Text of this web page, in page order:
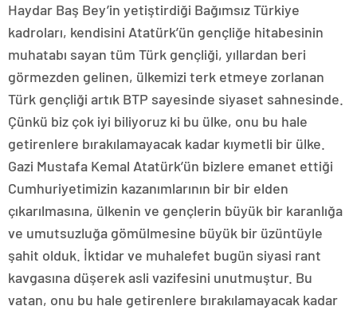
Haydar Baş Bey’in yetiştirdiği Bağımsız Türkiye
kadroları, kendisini Atatürk’ün gençliğe hitabesinin
muhatabı sayan tüm Türk gençliği, yıllardan beri
görmezden gelinen, ülkemizi terk etmeye zorlanan
Türk gençliği artık BTP sayesinde siyaset sahnesinde.
Çünkü biz çok iyi biliyoruz ki bu ülke, onu bu hale
getirenlere bırakılamayacak kadar kıymetli bir ülke.
Gazi Mustafa Kemal Atatürk’ün bizlere emanet ettiği
Cumhuriyetimizin kazanımlarının bir bir elden
çıkarılmasına, ülkenin ve gençlerin büyük bir karanlığa
ve umutsuzluğa gömülmesine büyük bir üzüntüyle
şahit olduk. İktidar ve muhalefet bugün siyasi rant
kavgasına düşerek asli vazifesini unutmuştur. Bu
vatan, onu bu hale getirenlere bırakılamayacak kadar